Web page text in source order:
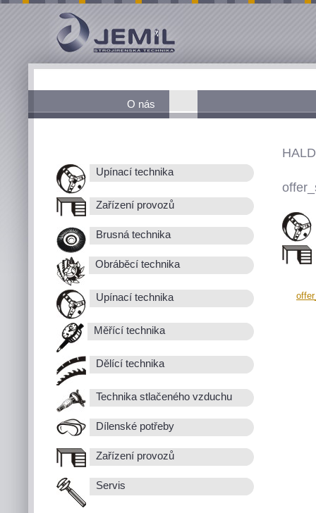
O nás
Upínací technika
Zařízení provozů
Brusná technika
Obráběcí technika
Upínací technika
Měřící technika
Dělící technika
Technika stlačeného vzduchu
Dílenské potřeby
Zařízení provozů
Servis